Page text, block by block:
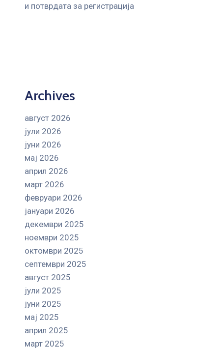
и потврдата за регистрација
Archives
август 2026
јули 2026
јуни 2026
мај 2026
април 2026
март 2026
февруари 2026
јануари 2026
декември 2025
ноември 2025
октомври 2025
септември 2025
август 2025
јули 2025
јуни 2025
мај 2025
април 2025
март 2025